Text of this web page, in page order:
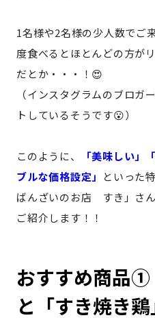
1名様や2名様の少人数でご
度食べるとほとんどの方が
だとか・・・！😍
（インスタグラムのブロガ
トしているそうです😮）
このように、
「美味しい」
ブルな価格設定」
といった
ばんざいのお店 すき」さ
ご紹介します！！
おすすめ商品①
と「すき焼き鶏